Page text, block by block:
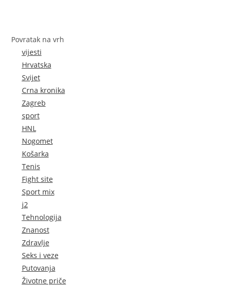
Povratak na vrh
vijesti
Hrvatska
Svijet
Crna kronika
Zagreb
sport
HNL
Nogomet
Košarka
Tenis
Fight site
Sport mix
j2
Tehnologija
Znanost
Zdravlje
Seks i veze
Putovanja
Životne priče